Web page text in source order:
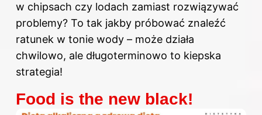
w chipsach czy lodach zamiast rozwiązywać
problemy? To tak jakby próbować znaleźć
ratunek w tonie wody – może działa
chwilowo, ale długoterminowo to kiepska
strategia!
Food is the new black!